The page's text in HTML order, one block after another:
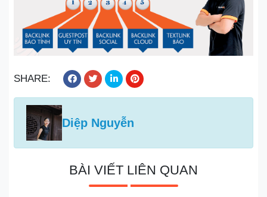
SHARE:
Diệp Nguyễn
BÀI VIẾT LIÊN QUAN